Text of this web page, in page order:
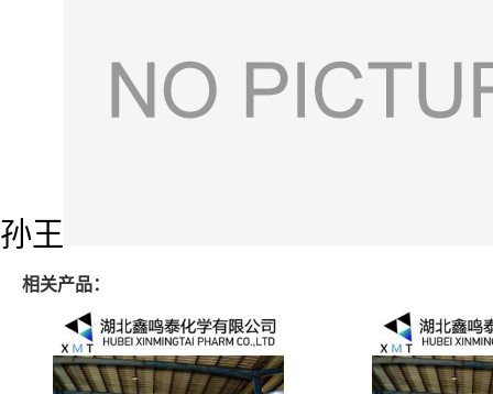
孙王
相关产品：